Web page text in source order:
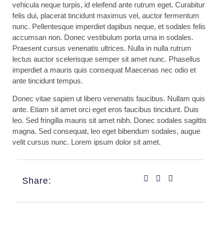
vehicula neque turpis, id eleifend ante rutrum eget. Curabitur
felis dui, placerat tincidunt maximus vel, auctor fermentum
nunc. Pellentesque imperdiet dapibus neque, et sodales felis
accumsan non. Donec vestibulum porta urna in sodales.
Praesent cursus venenatis ultrices. Nulla in nulla rutrum
lectus auctor scelerisque semper sit amet nunc. Phasellus
imperdiet a mauris quis consequat Maecenas nec odio et
ante tincidunt tempus.
Donec vitae sapien ut libero venenatis faucibus. Nullam quis
ante. Etiam sit amet orci eget eros faucibus tincidunt. Duis
leo. Sed fringilla mauris sit amet nibh. Donec sodales sagittis
magna. Sed consequat, leo eget bibendum sodales, augue
velit cursus nunc. Lorem ipsum dolor sit amet.
Share: